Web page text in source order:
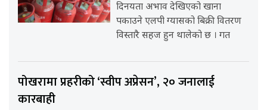
दिनयता अभाव देखिएको खाना
पकाउने एलपी ग्यासको बिक्री वितरण
विस्तारै सहज हुन थालेको छ । गत
पोखरामा प्रहरीको ‘स्वीप अप्रेसन’, २० जनालाई
कारबाही